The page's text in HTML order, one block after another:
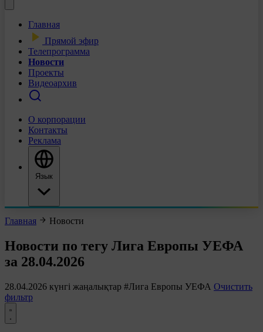
Главная
Прямой эфир
Телепрограмма
Новости
Проекты
Видеоархив
О корпорации
Контакты
Реклама
Язык
Главная Новости
Новости по тегу Лига Европы УЕФА
за 28.04.2026
28.04.2026 күнгі жаңалықтар #Лига Европы УЕФА Очистить
фильтр